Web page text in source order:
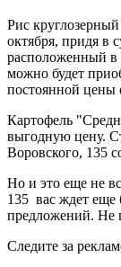
Рис круглозерный
октября, придя в
расположенный в
можно будет
постоянной цены
Картофель
выгодную цену.
Воровского, 135
Но и это еще не
135 вас ждет еще
предложений. Не
Следите за